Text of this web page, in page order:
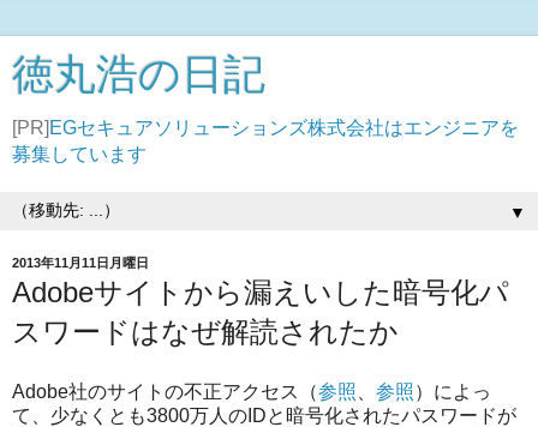
徳丸浩の日記
[PR] EGセキュアソリューションズ株式会社はエンジニアを
募集しています
▼
2013年11月11日月曜日
Adobeサイトから漏えいした暗号化パ
スワードはなぜ解読されたか
Adobe社のサイトの不正アクセス（参照 参照）によっ
て、少なくとも3800万人のIDと暗号化されたパスワードが